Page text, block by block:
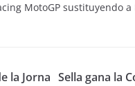
MotoGP sustituyendo
la Jorna Sella gana la